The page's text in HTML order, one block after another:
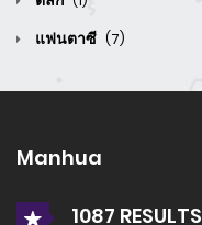
แฟนตาซี (7)
Manhua
1087 RESULTS